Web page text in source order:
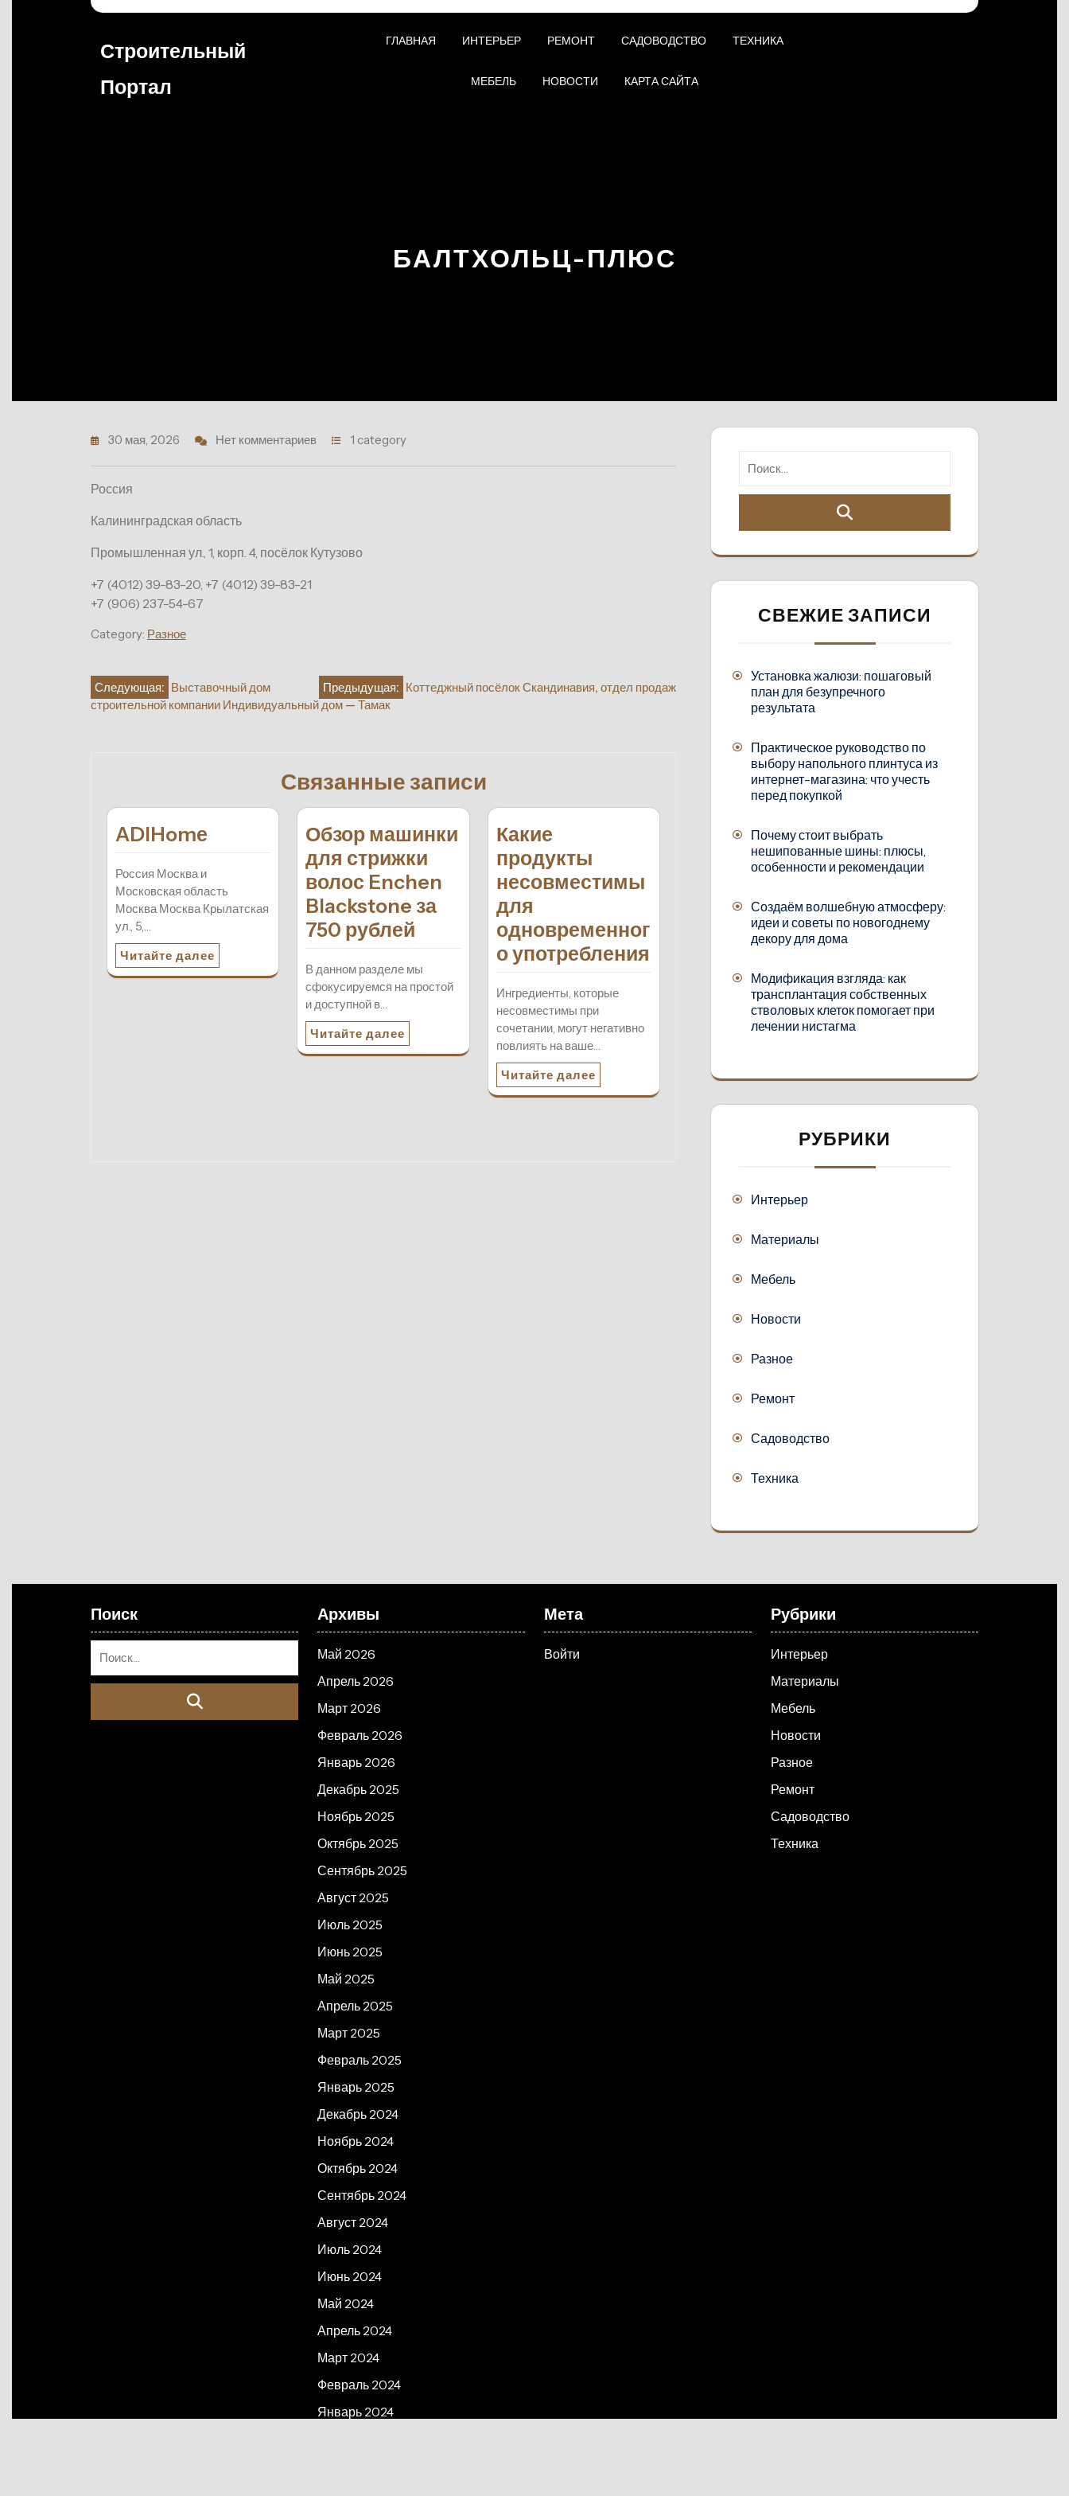
Строительный
Портал
ГЛАВНАЯ ИНТЕРЬЕР РЕМОНТ САДОВОДСТВО ТЕХНИКА
МЕБЕЛЬ НОВОСТИ КАРТА САЙТА
БАЛТХОЛЬЦ-ПЛЮС
30 мая, 2026 Нет комментариев 1 category
Россия
Калининградская область
Промышленная ул., 1, корп. 4, посёлок Кутузово
+7 (4012) 39-83-20, +7 (4012) 39-83-21
+7 (906) 237-54-67
Category: Разное
Навигация
Предыдущая: Коттеджный посёлок Скандинавия, отдел продаж
Следующая: Выставочный дом
строительной компании Индивидуальный дом — Тамак
Связанные записи
ADIHomе
Россия Москва и
Московская область
Москва Москва Крылатская
ул., 5,…
Читайте далее
Обзор машинки
для стрижки
волос Enchen
Blackstone за
750 рублей
В данном разделе мы
сфокусируемся на простой
и доступной в…
Читайте далее
Какие
продукты
несовместимы
для
одновременног
о употребления
Ингредиенты, которые
несовместимы при
сочетании, могут негативно
повлиять на ваше…
Читайте далее
СВЕЖИЕ ЗАПИСИ
Установка жалюзи: пошаговый
план для безупречного
результата
Практическое руководство по
выбору напольного плинтуса из
интернет-магазина: что учесть
перед покупкой
Почему стоит выбрать
нешипованные шины: плюсы,
особенности и рекомендации
Создаём волшебную атмосферу:
идеи и советы по новогоднему
декору для дома
Модификация взгляда: как
трансплантация собственных
стволовых клеток помогает при
лечении нистагма
РУБРИКИ
Интерьер
Материалы
Мебель
Новости
Разное
Ремонт
Садоводство
Техника
Поиск Архивы
Май 2026
Апрель 2026
Март 2026
Февраль 2026
Январь 2026
Декабрь 2025
Ноябрь 2025
Октябрь 2025
Сентябрь 2025
Август 2025
Июль 2025
Июнь 2025
Май 2025
Апрель 2025
Март 2025
Февраль 2025
Январь 2025
Декабрь 2024
Ноябрь 2024
Октябрь 2024
Сентябрь 2024
Август 2024
Июль 2024
Июнь 2024
Май 2024
Апрель 2024
Март 2024
Февраль 2024
Январь 2024
Мета
Войти
Рубрики
Интерьер
Материалы
Мебель
Новости
Разное
Ремонт
Садоводство
Техника